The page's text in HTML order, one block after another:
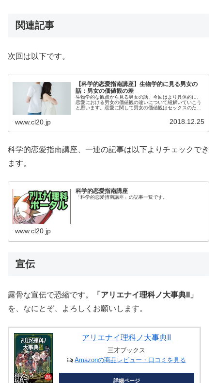
関連記事
次回は以下です。
【科学的恋愛指南講座】生物学的に見る男女の
話：男女の価値観の差
生物学的な観点から見る男女の話、今回はより具体的に、
恋愛における男女の価値観の違いについて紐解いていこう
と思います。恋愛に関して男女の価値観はセックスのため
www.cl20.jp 2018.12.25
科学的恋愛指南講座、一連の記事は以下よりチェックでき
ます。
科学的恋愛指南講座
「科学的恋愛指南講座」の記事一覧です。
www.cl20.jp
宣伝
露骨な宣伝で恐縮です。
「アリエナイ理科ノ大事典II」
を、なにとぞ、よろしくお願いします。
アリエナイ理科ノ大事典II
三才ブックス
Amazonの商品レビュー・口コミを見る
詳細ページ